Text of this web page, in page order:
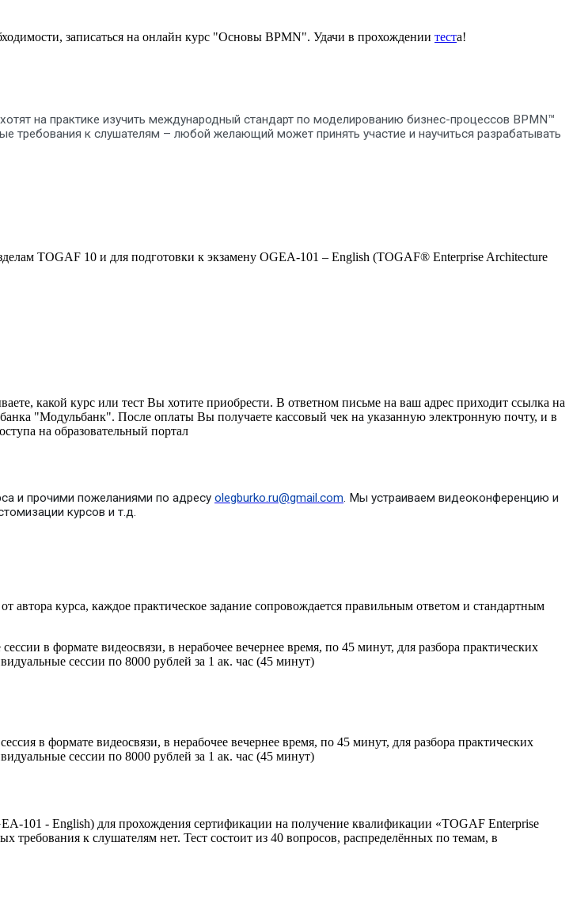
записаться на онлайн курс "Основы BPMN". Удачи в прохождении теста!
на практике изучить международный стандарт по моделированию бизнес-процессов BPMN™
требования к слушателям – любой желающий может принять участие и научиться разрабатывать
TOGAF 10 и для подготовки к экзамену OGEA-101 – English (TOGAF® Enterprise Architecture
какой курс или тест Вы хотите приобрести. В ответном письме на ваш адрес приходит ссылка на
"Модульбанк". После оплаты Вы получаете кассовый чек на указанную электронную почту, и в
на образовательный портал
и прочими пожеланиями по адресу olegburko.ru@gmail.com. Мы устраиваем видеоконференцию и
курсов и т.д.
автора курса, каждое практическое задание сопровождается правильным ответом и стандартным
в формате видеосвязи, в нерабочее вечернее время, по 45 минут, для разбора практических
сессии по 8000 рублей за 1 ак. час (45 минут)
в формате видеосвязи, в нерабочее вечернее время, по 45 минут, для разбора практических
сессии по 8000 рублей за 1 ак. час (45 минут)
101 - English) для прохождения сертификации на получение квалификации «TOGAF Enterprise
требования к слушателям нет. Тест состоит из 40 вопросов, распределённых по темам, в